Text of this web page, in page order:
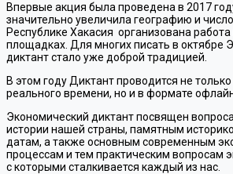
Впервые акция была проведена в 2017
значительно увеличила географию и
Республике Хакасия организована
площадках. Для многих писать в октябре
диктант стало уже доброй традицией.
В этом году Диктант проводится не
реального времени, но и в формате
Экономический диктант посвящен
истории нашей страны, памятным
датам, а также основным современным
процессам и тем практическим вопросам
с которыми сталкивается каждый из нас.